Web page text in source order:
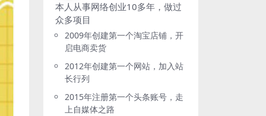
本人从事网络创业10多年，做过
众多项目
2009年创建第一个淘宝店铺，开
启电商卖货
2012年创建第一个网站，加入站
长行列
2015年注册第一个头条账号，走
上自媒体之路